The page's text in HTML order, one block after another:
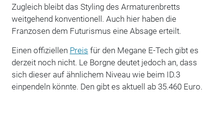
Zugleich bleibt das Styling des Armaturenbretts
weitgehend konventionell. Auch hier haben die
Franzosen dem Futurismus eine Absage erteilt.
Einen offiziellen Preis für den Megane E-Tech gibt es
derzeit noch nicht. Le Borgne deutet jedoch an, dass
sich dieser auf ähnlichem Niveau wie beim ID.3
einpendeln könnte. Den gibt es aktuell ab 35.460 Euro.